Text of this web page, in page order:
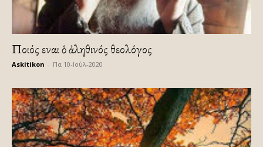
Ποιός εἶναι ὁ ἀληθινός θεολόγος
Askitikon Πα 10-Ιούλ-2020